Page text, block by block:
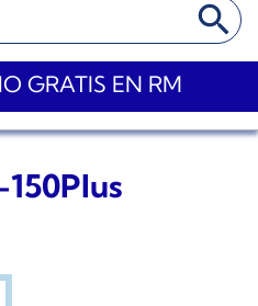
GRATIS EN RM